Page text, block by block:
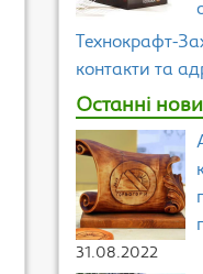
Технокрафт-
контакти та
Останні
31.08.2022